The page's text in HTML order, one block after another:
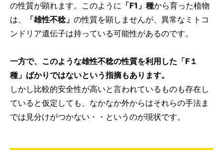
の性質が顕れます。このように 「F1」種から育った植物
は、
「雄性不稔」 の性質を顕しませんが、異常なミトコ
ンドリア遺伝子は持っている可能性があるのです。
一方で、このような雄性不稔の性質を利用した「F１
種」ばかりではないという指摘もあります。
しかし比較的安全性が高いと言われているものも存在し
ていると仮定しても、なかなか外からはそれらの手法ま
では見分けがつかない・・というのが現状です。